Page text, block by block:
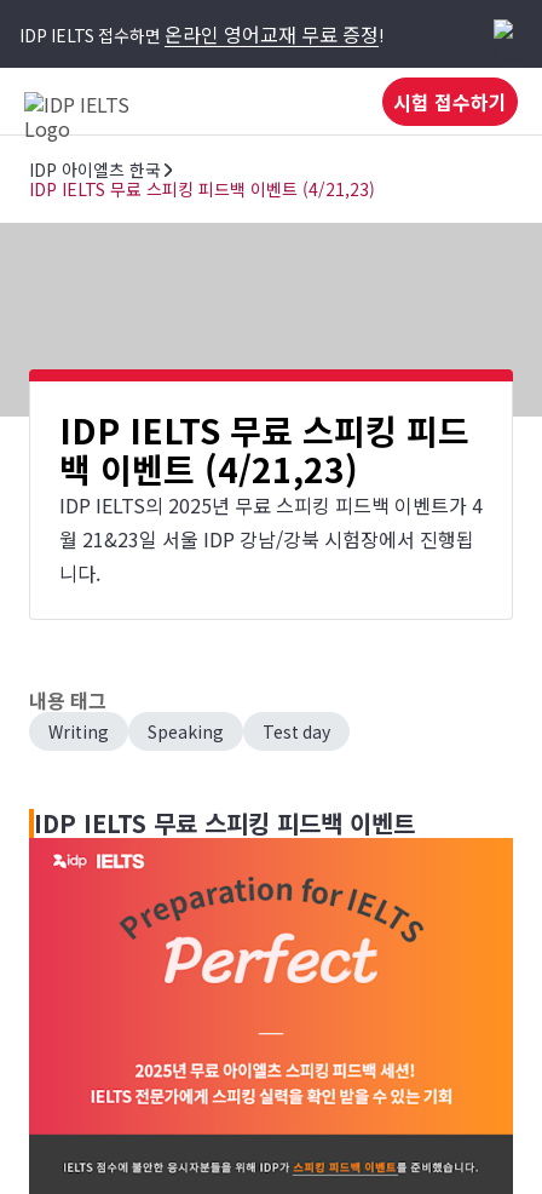
IDP IELTS 접수하면 온라인 영어교재 무료 증정!
시험 접수하기
IDP 아이엘츠 한국
IDP IELTS 무료 스피킹 피드백 이벤트 (4/21,23)
IDP IELTS 무료 스피킹 피드
백 이벤트 (4/21,23)
IDP IELTS의 2025년 무료 스피킹 피드백 이벤트가 4
월 21&23일 서울 IDP 강남/강북 시험장에서 진행됩
니다.
내용 태그
Writing Speaking Test day
IDP IELTS 무료 스피킹 피드백 이벤트